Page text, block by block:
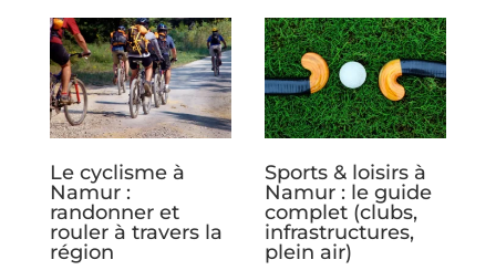
Le cyclisme à
Namur :
randonner et
rouler à travers la
région
Sports & loisirs à
Namur : le guide
complet (clubs,
infrastructures,
plein air)